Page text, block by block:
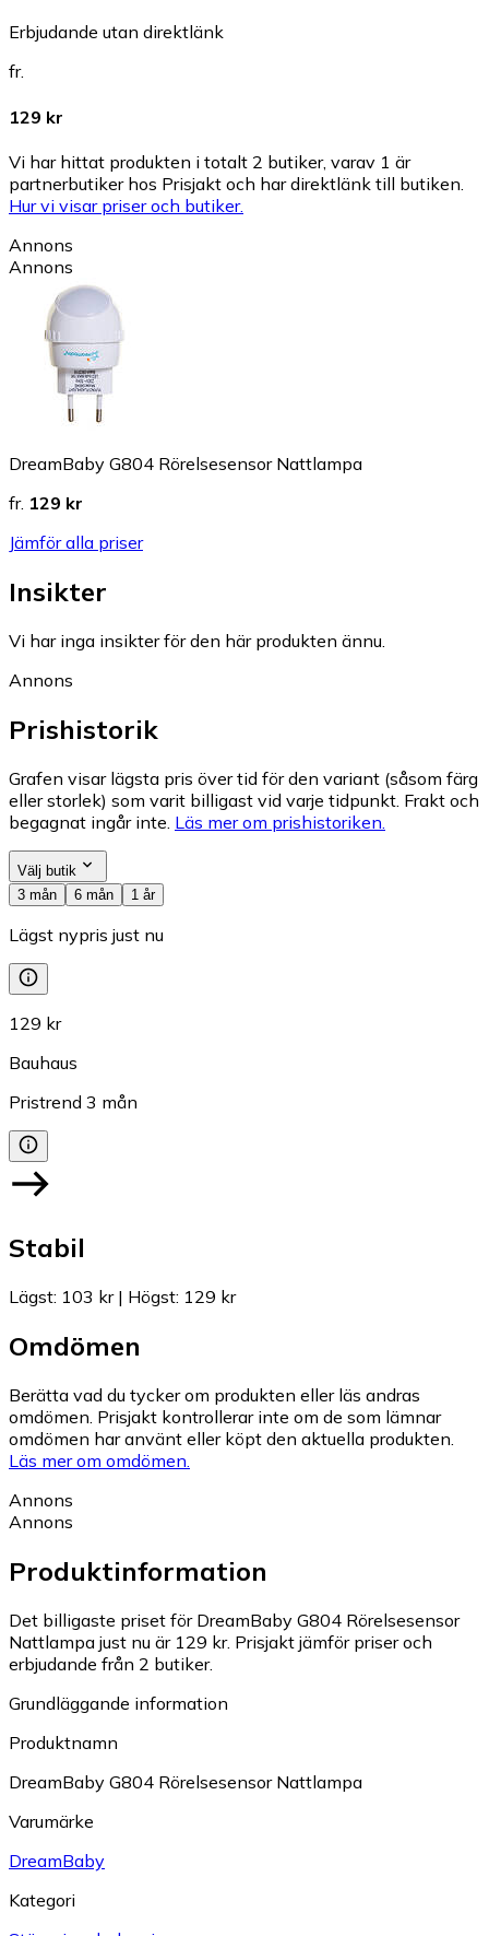
Erbjudande utan direktlänk
fr.
129 kr
Vi har hittat produkten i totalt 2 butiker, varav 1 är
partnerbutiker hos Prisjakt och har direktlänk till butiken.
Hur vi visar priser och butiker.
Annons
Annons
DreamBaby G804 Rörelsesensor Nattlampa
fr. 129 kr
Jämför alla priser
Insikter
Vi har inga insikter för den här produkten ännu.
Annons
Prishistorik
Grafen visar lägsta pris över tid för den variant (såsom färg
eller storlek) som varit billigast vid varje tidpunkt. Frakt och
begagnat ingår inte. Läs mer om prishistoriken.
Välj butik
3 mån
6 mån 1 år
Lägst nypris just nu
129 kr
Bauhaus
Pristrend 3 mån
Stabil
Lägst: 103 kr| Högst: 129 kr
Omdömen
Berätta vad du tycker om produkten eller läs andras
omdömen. Prisjakt kontrollerar inte om de som lämnar
omdömen har använt eller köpt den aktuella produkten.
Läs mer om omdömen.
Annons
Annons
Produktinformation
Det billigaste priset för DreamBaby G804 Rörelsesensor
Nattlampa just nu är 129 kr. Prisjakt jämför priser och
erbjudande från 2 butiker.
Grundläggande information
Produktnamn
DreamBaby G804 Rörelsesensor Nattlampa
Varumärke
DreamBaby
Kategori